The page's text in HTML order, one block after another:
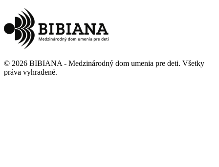
© 2026 BIBIANA - Medzinárodný dom umenia pre deti. Všetky
práva vyhradené.